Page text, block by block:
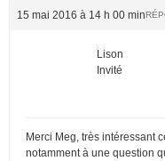
15 mai 2016 à 14 h 00 min
Lison
Invité
Merci Meg, très intéressant
notamment à une question